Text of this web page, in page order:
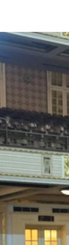
الجوائز
المستندات